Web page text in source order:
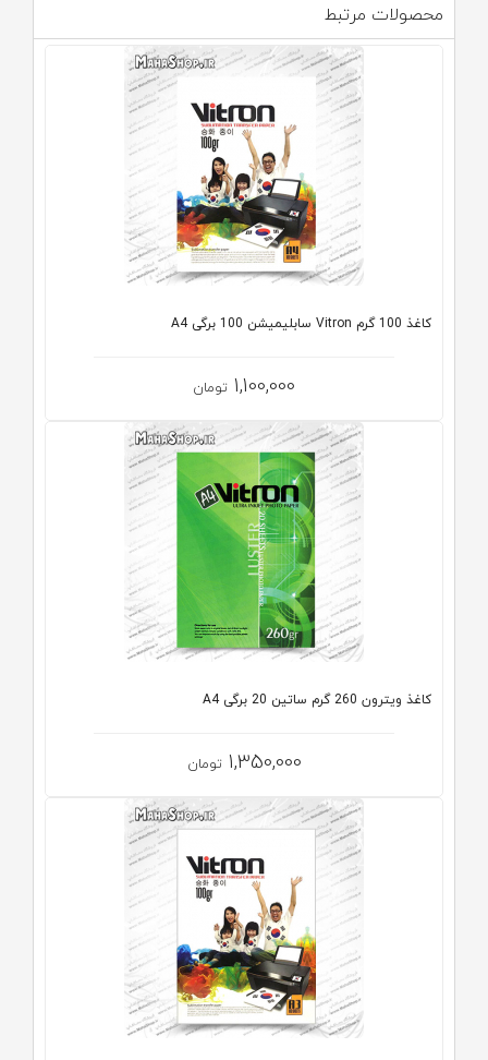
محصولات مرتبط
کاغذ 100 گرم Vitron سابلیمیشن 100 برگی A4
1,100,000 تومان
کاغذ ویترون 260 گرم ساتین 20 برگی A4
1,350,000 تومان